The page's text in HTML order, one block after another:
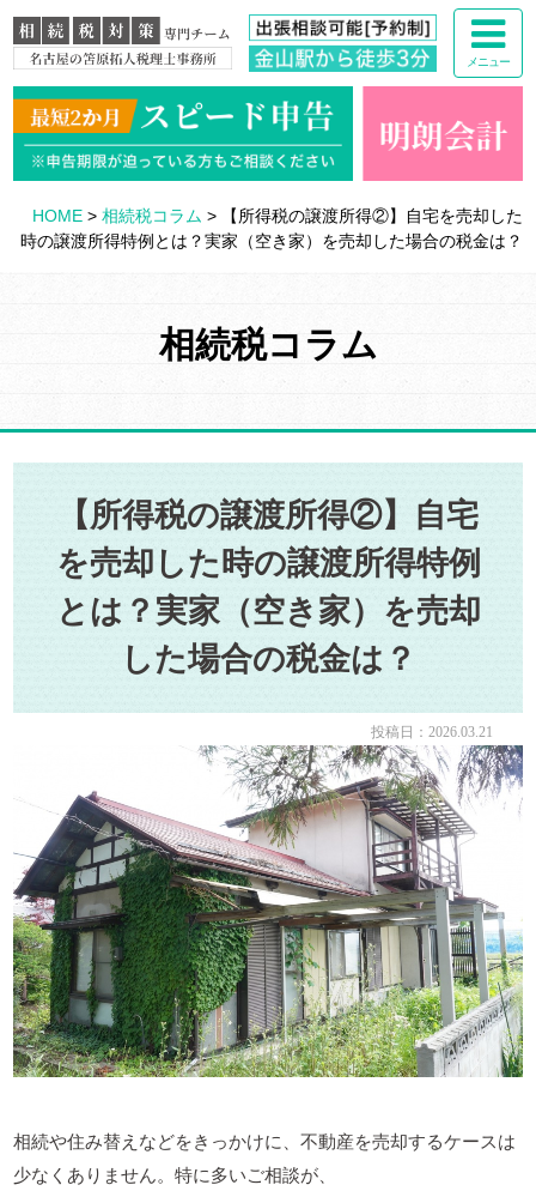
メニュー
HOME> 相続税コラム >
【所得税の譲渡所得②】自宅を売却した
時の譲渡所得特例とは？実家（空き家）を売却した場合の税金は？
相続税コラム
【所得税の譲渡所得②】自宅
を売却した時の譲渡所得特例
とは？実家（空き家）を売却
した場合の税金は？
投稿日：2026.03.21
相続や住み替えなどをきっかけに、不動産を売却するケースは
少なくありません。特に多いご相談が、